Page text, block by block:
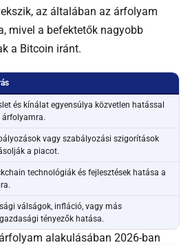
az általában az árfolyam
mivel a befektetők nagyobb
a Bitcoin iránt.
és kínálat egyensúlya közvetlen hatással
árfolyamra.
vagy szabályozási szigorítások
a piacot.
technológiák és fejlesztések hatása a
válságok, infláció, vagy más
tényezők hatása.
alakulásában 2026-ban